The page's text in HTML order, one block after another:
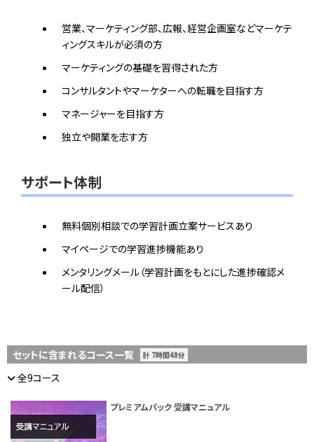
営業、マーケティング部、広報、経営企画室などマーケテ
ィングスキルが必須の方
マーケティングの基礎を習得された方
コンサルタントやマーケターへの転職を目指す方
マネージャーを目指す方
独立や開業を志す方
サポート体制
無料個別相談での学習計画立案サービスあり
マイページでの学習進捗機能あり
メンタリングメール（学習計画をもとにした進捗確認メ
ール配信）
セットに含まれるコース一覧 計 7時間48分
全9コース
プレミアムパック 受講マニュアル